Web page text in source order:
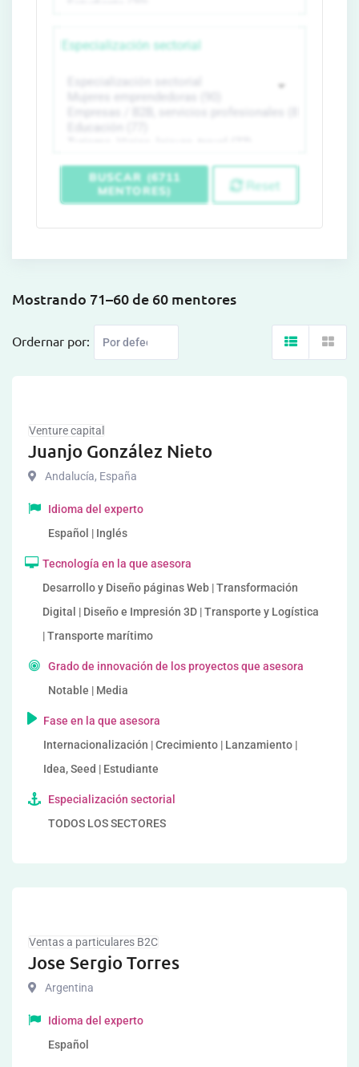
Especialización sectorial
BUSCAR (6711
MENTORES)
Reset
Mostrando 71–60 de 60 mentores
Ordernar por:
Venture capital
Juanjo González Nieto
Andalucía, España
Idioma del experto
Español | Inglés
Tecnología en la que asesora
Desarrollo y Diseño páginas Web | Transformación
Digital | Diseño e Impresión 3D | Transporte y Logística
| Transporte marítimo
Grado de innovación de los proyectos que asesora
Notable | Media
Fase en la que asesora
Internacionalización | Crecimiento | Lanzamiento |
Idea, Seed | Estudiante
Especialización sectorial
TODOS LOS SECTORES
Ventas a particulares B2C
Jose Sergio Torres
Argentina
Idioma del experto
Español